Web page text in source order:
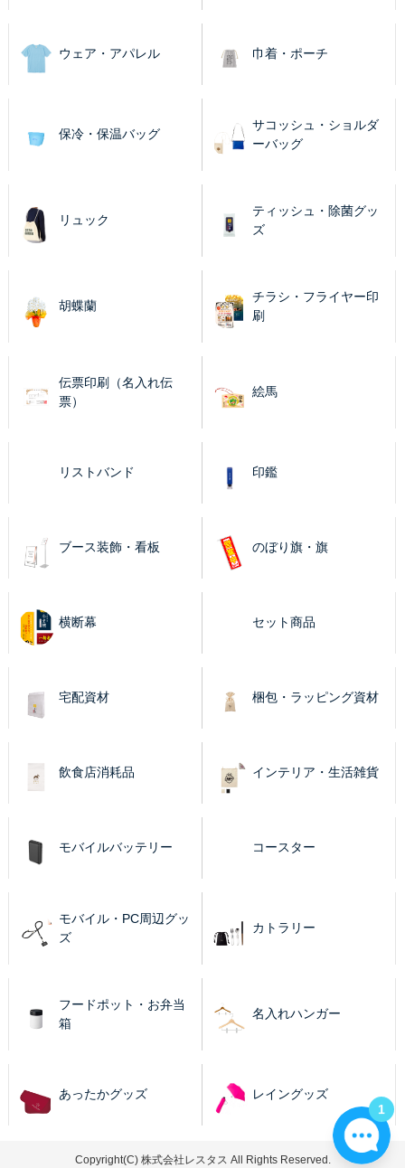
ウェア・アパレル 巾着・ポーチ
保冷・保温バッグ
サコッシュ・ショルダ
ーバッグ
リュック
ティッシュ・除菌グッ
ズ
胡蝶蘭
チラシ・フライヤー印
刷
伝票印刷（名入れ伝
票）
絵馬
リストバンド 印鑑
ブース装飾・看板 のぼり旗・旗
横断幕 セット商品
宅配資材 梱包・ラッピング資材
飲食店消耗品 インテリア・生活雑貨
モバイルバッテリー コースター
モバイル・PC周辺グッ
ズ
カトラリー
フードポット・お弁当
箱
名入れハンガー
あったかグッズ レイングッズ
Copyright(C) 株式会社レスタス All Rights Reserved.
1